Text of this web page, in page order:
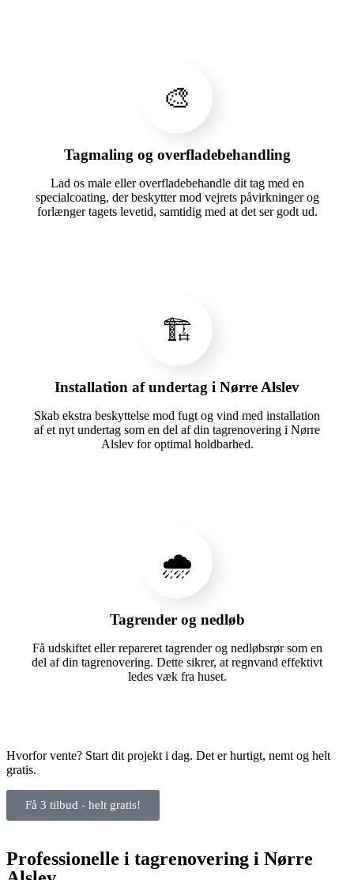
🎨
Tagmaling og overfladebehandling
Lad os male eller overfladebehandle dit tag med en
specialcoating, der beskytter mod vejrets påvirkninger og
forlænger tagets levetid, samtidig med at det ser godt ud.
🏗️
Installation af undertag i Nørre Alslev
Skab ekstra beskyttelse mod fugt og vind med installation
af et nyt undertag som en del af din tagrenovering i Nørre
Alslev for optimal holdbarhed.
🌧️
Tagrender og nedløb
Få udskiftet eller repareret tagrender og nedløbsrør som en
del af din tagrenovering. Dette sikrer, at regnvand effektivt
ledes væk fra huset.
Hvorfor vente? Start dit projekt i dag. Det er hurtigt, nemt og helt
gratis.
Få 3 tilbud - helt gratis!
Professionelle i tagrenovering i Nørre